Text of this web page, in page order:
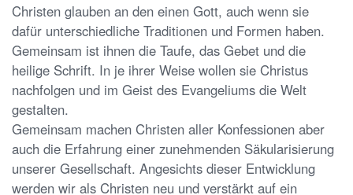
Christen glauben an den einen Gott, auch wenn sie
dafür unterschiedliche Traditionen und Formen haben.
Gemeinsam ist ihnen die Taufe, das Gebet und die
heilige Schrift. In je ihrer Weise wollen sie Christus
nachfolgen und im Geist des Evangeliums die Welt
gestalten.
Gemeinsam machen Christen aller Konfessionen aber
auch die Erfahrung einer zunehmenden Säkularisierung
unserer Gesellschaft. Angesichts dieser Entwicklung
werden wir als Christen neu und verstärkt auf ein